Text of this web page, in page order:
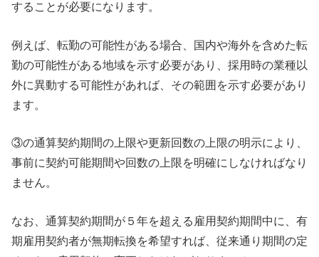
することが必要になります。
例えば、転勤の可能性がある場合、国内や海外を含めた転
勤の可能性がある地域を示す必要があり、採用時の業種以
外に異動する可能性があれば、その範囲を示す必要があり
ます。
③の通算契約期間の上限や更新回数の上限の明示により、
事前に契約可能期間や回数の上限を明確にしなければなり
ません。
なお、通算契約期間が５年を超える雇用契約期間中に、有
期雇用契約者が無期転換を希望すれば、従来通り期間の定